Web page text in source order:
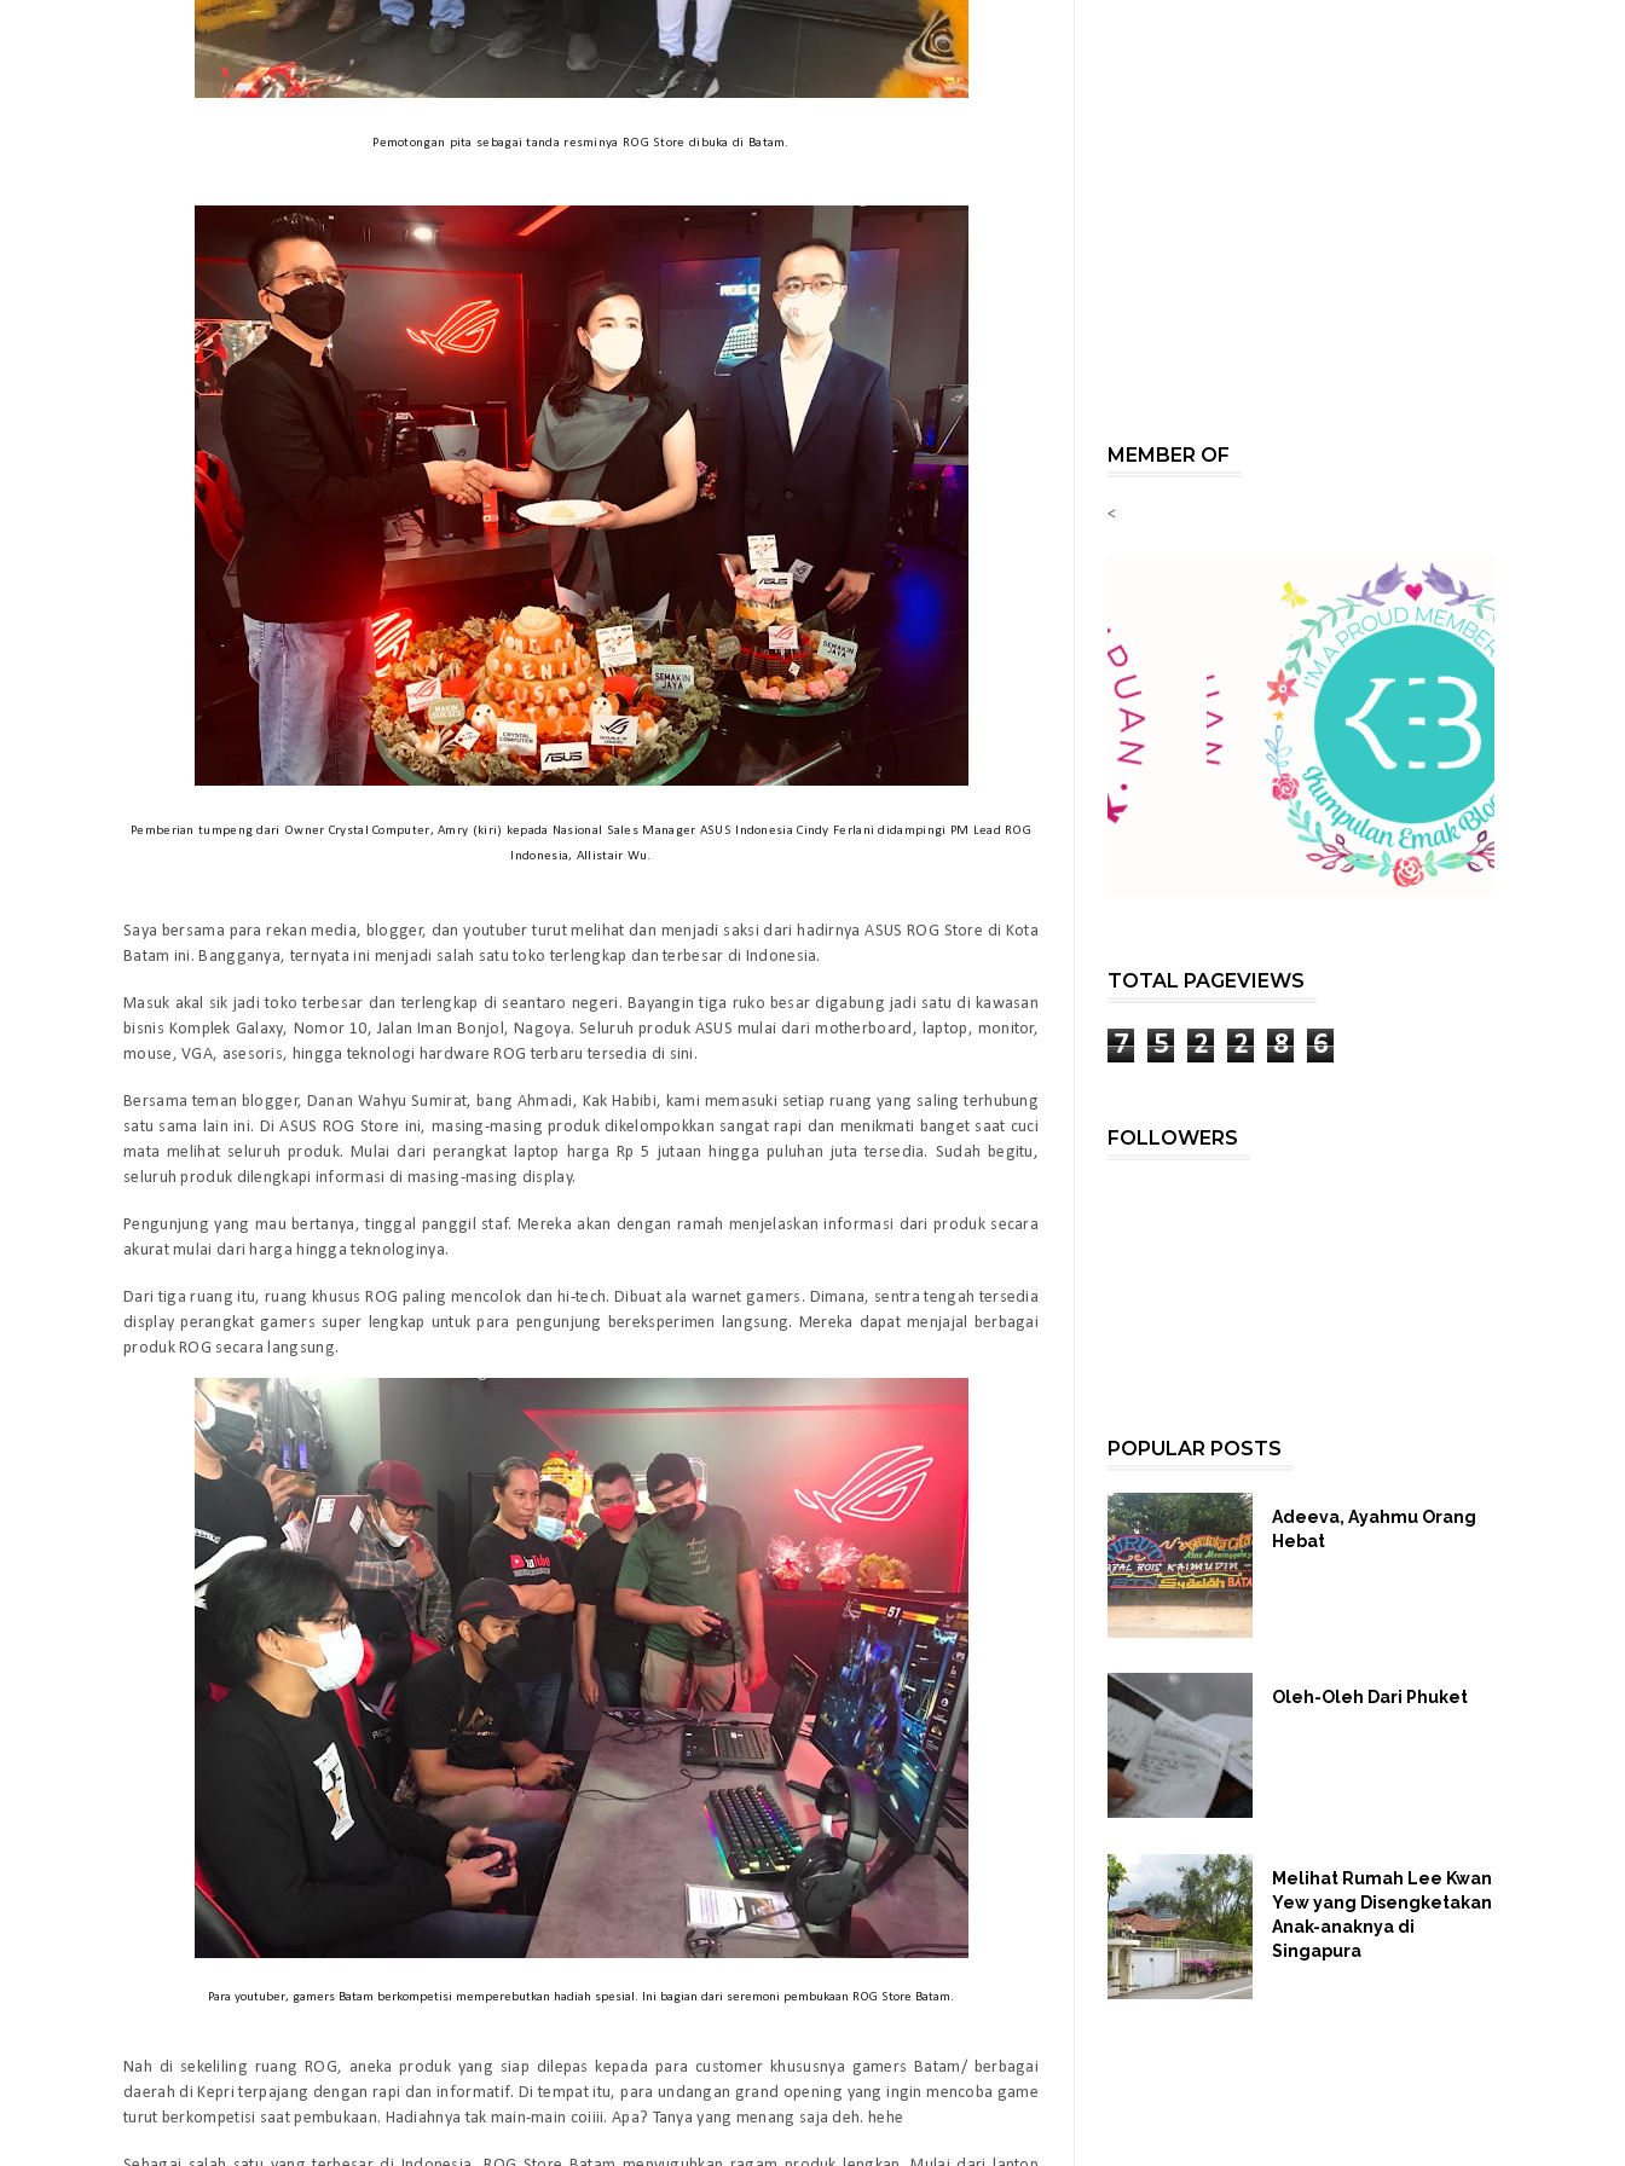
Pemotongan pita sebagai tanda resminya ROG Store dibuka di Batam.
Pemberian tumpeng dari Owner Crystal Computer, Amry (kiri) kepada Nasional Sales Manager ASUS Indonesia Cindy Ferlani didampingi PM Lead ROG
Indonesia, Allistair Wu.
Saya bersama para rekan media, blogger, dan youtuber turut melihat dan menjadi saksi dari hadirnya ASUS ROG Store di Kota
Batam ini. Bangganya, ternyata ini menjadi salah satu toko terlengkap dan terbesar di Indonesia.
Masuk akal sik jadi toko terbesar dan terlengkap di seantaro negeri. Bayangin tiga ruko besar digabung jadi satu di kawasan
bisnis Komplek Galaxy, Nomor 10, Jalan Iman Bonjol, Nagoya. Seluruh produk ASUS mulai dari motherboard, laptop, monitor,
mouse, VGA, asesoris, hingga teknologi hardware ROG terbaru tersedia di sini.
Bersama teman blogger, Danan Wahyu Sumirat, bang Ahmadi, Kak Habibi, kami memasuki setiap ruang yang saling terhubung
satu sama lain ini. Di ASUS ROG Store ini, masing-masing produk dikelompokkan sangat rapi dan menikmati banget saat cuci
mata melihat seluruh produk. Mulai dari perangkat laptop harga Rp 5 jutaan hingga puluhan juta tersedia. Sudah begitu,
seluruh produk dilengkapi informasi di masing-masing display.
Pengunjung yang mau bertanya, tinggal panggil staf. Mereka akan dengan ramah menjelaskan informasi dari produk secara
akurat mulai dari harga hingga teknologinya.
Dari tiga ruang itu, ruang khusus ROG paling mencolok dan hi-tech. Dibuat ala warnet gamers. Dimana, sentra tengah tersedia
display perangkat gamers super lengkap untuk para pengunjung bereksperimen langsung. Mereka dapat menjajal berbagai
produk ROG secara langsung.
Para youtuber, gamers Batam berkompetisi memperebutkan hadiah spesial. Ini bagian dari seremoni pembukaan ROG Store Batam.
Nah di sekeliling ruang ROG, aneka produk yang siap dilepas kepada para customer khususnya gamers Batam/ berbagai
daerah di Kepri terpajang dengan rapi dan informatif. Di tempat itu, para undangan grand opening yang ingin mencoba game
turut berkompetisi saat pembukaan. Hadiahnya tak main-main coiiii. Apa? Tanya yang menang saja deh. hehe
MEMBER OF
<
TOTAL PAGEVIEWS
7 5 2 2 8 6
FOLLOWERS
POPULAR POSTS
Adeeva, Ayahmu Orang
Hebat
Oleh-Oleh Dari Phuket
Melihat Rumah Lee Kwan
Yew yang Disengketakan
Anak-anaknya di
Singapura